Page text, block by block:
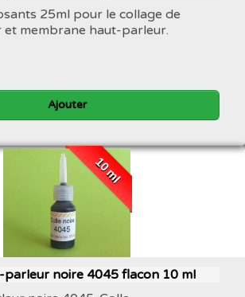
25ml pour le collage de
et membrane haut-parleur.
Ajouter
10 ml
parleur noire 4045 flacon 10 ml